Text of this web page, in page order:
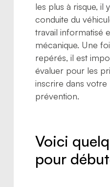
les plus à risque, il
conduite du
travail informatisé
mécanique. Une
repérés, il est
évaluer pour les
inscrire dans
prévention.
Voici
pour